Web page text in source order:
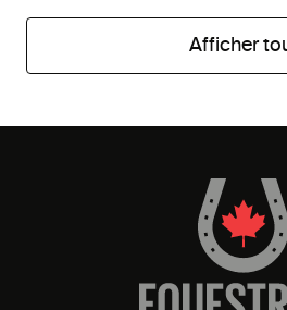
Afficher